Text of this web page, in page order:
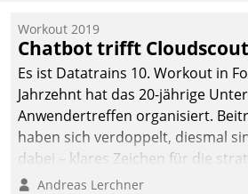
Workout 2019
Chatbot trifft Cloudscout
Es ist Datatrains 10. Workout in
Jahrzehnt hat das 20-jährige
Anwendertreffen organisiert.
haben sich verdoppelt, diesmal
dabei – klares Zeichen für die
Fokussierung auf den Kunden.
Andreas Lerchner